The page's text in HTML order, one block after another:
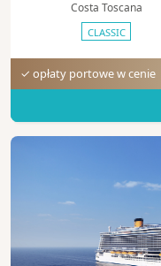
Costa Toscana
CLASSIC
✓ opłaty portowe w cenie